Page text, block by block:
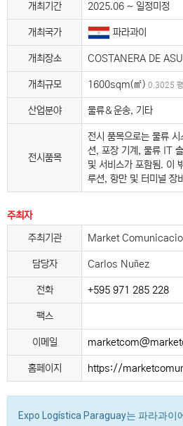
개최기간
2025.06 ~ 일정미정
개최국가 파라과이
개최장소 COSTANERA DE
개최규모 1600sqm(㎡) 0.3025 평
산업분야 물류＆운송, 기타
전시품목
전시 품목으로는 물류
션, 포장 기계, 물류 IT
및 서비스가 포함됨. 이
루션, 항만 및 터미널 장
주최자
주최기관
Market
담당자 Carlos Nuñez
전화 +595 971 285 228
팩스
이메일
홈페이지 https://
Expo Logística Paraguay는 파라과이